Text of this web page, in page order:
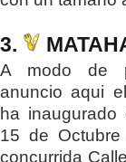
3.
A modo de
anuncio aqui
ha
15 de
concurrida